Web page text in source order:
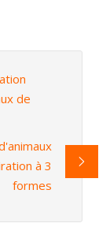
de
à 3
formes